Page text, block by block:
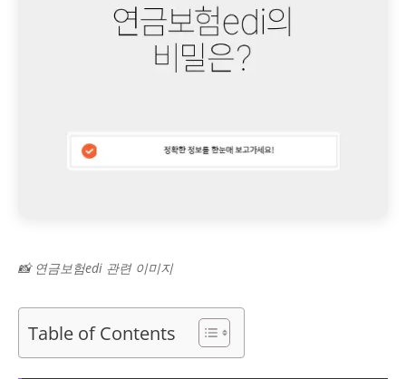
📸 연금보험edi 관련 이미지
Table of Contents